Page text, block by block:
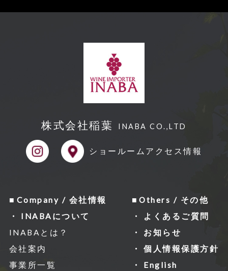
株式会社稲葉 INABA CO.,LTD
ショールーム アクセス情報
Company / 会社情報
INABAについて
INABAとは？
会社案内
事業所一覧
Others / その他
よくあるご質問
お知らせ
個人情報保護方針
English